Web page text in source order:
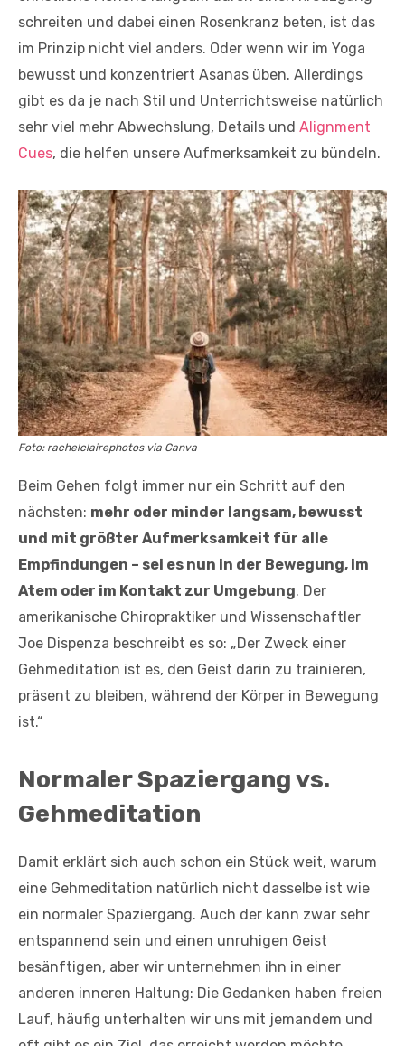
schreiten und dabei einen Rosenkranz beten, ist das
im Prinzip nicht viel anders. Oder wenn wir im Yoga
bewusst und konzentriert Asanas üben. Allerdings
gibt es da je nach Stil und Unterrichtsweise natürlich
sehr viel mehr Abwechslung, Details und Alignment
Cues, die helfen unsere Aufmerksamkeit zu bündeln.
Foto: rachelclairephotos via Canva
Beim Gehen folgt immer nur ein Schritt auf den
nächsten: mehr oder minder langsam, bewusst
und mit größter Aufmerksamkeit für alle
Empfindungen – sei es nun in der Bewegung, im
Atem oder im Kontakt zur Umgebung. Der
amerikanische Chiropraktiker und Wissenschaftler
Joe Dispenza beschreibt es so: „Der Zweck einer
Gehmeditation ist es, den Geist darin zu trainieren,
präsent zu bleiben, während der Körper in Bewegung
ist.“
Normaler Spaziergang vs.
Gehmeditation
Damit erklärt sich auch schon ein Stück weit, warum
eine Gehmeditation natürlich nicht dasselbe ist wie
ein normaler Spaziergang. Auch der kann zwar sehr
entspannend sein und einen unruhigen Geist
besänftigen, aber wir unternehmen ihn in einer
anderen inneren Haltung: Die Gedanken haben freien
Lauf, häufig unterhalten wir uns mit jemandem und